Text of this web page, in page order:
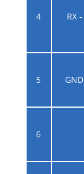
4 RX -
5 GND
6